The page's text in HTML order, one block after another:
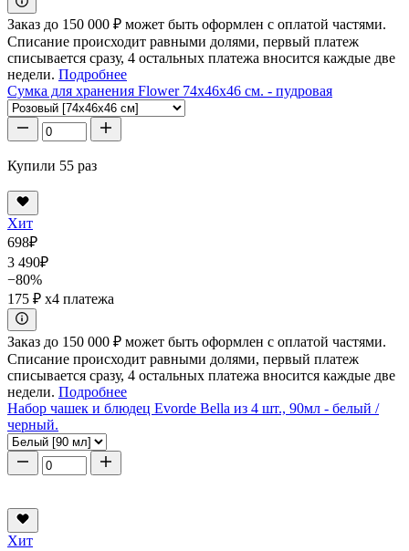
Заказ до 150 000 ₽ может быть оформлен с оплатой частями.
Списание происходит равными долями, первый платеж
списывается сразу, 4 остальных платежа вносится каждые две
недели. Подробнее
Сумка для хранения Flower 74x46x46 см. - пудровая
Купили 55 раз
Хит
698₽
3 490₽
−80%
175 ₽ x4 платежа
Заказ до 150 000 ₽ может быть оформлен с оплатой частями.
Списание происходит равными долями, первый платеж
списывается сразу, 4 остальных платежа вносится каждые две
недели. Подробнее
Набор чашек и блюдец Evorde Bella из 4 шт., 90мл - белый /
черный.
Хит